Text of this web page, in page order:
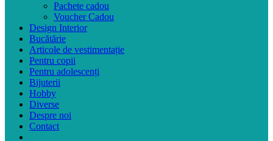
Pachete cadou
Voucher Cadou
Design Interior
Bucătărie
Articole de vestimentație
Pentru copii
Pentru adolescenți
Bijuterii
Hobby
Diverse
Despre noi
Contact